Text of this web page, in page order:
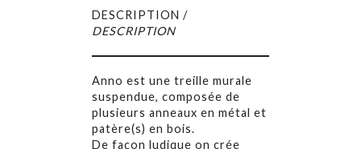
DESCRIPTION /
DESCRIPTION
Anno est une treille murale
suspendue, composée de
plusieurs anneaux en métal et
patère(s) en bois.
De façon ludique on crée